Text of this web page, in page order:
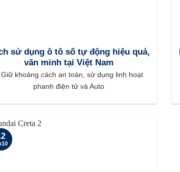
sử dụng ô tô số tự động hiệu quả,
văn minh tại Việt Nam
khoảng cách an toàn, sử dụng linh hoạt
phanh điện tử và Auto